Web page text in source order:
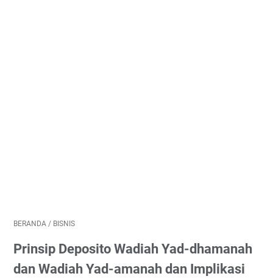
BERANDA / BISNIS
Prinsip Deposito Wadiah Yad-dhamanah
dan Wadiah Yad-amanah dan Implikasi